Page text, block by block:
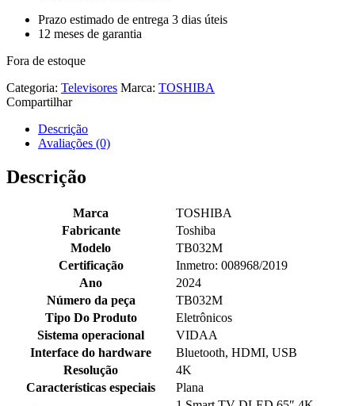
Prazo estimado de entrega 3 dias úteis
12 meses de garantia
Fora de estoque
Categoria: Televisores Marca: TOSHIBA
Compartilhar
Descrição
Avaliações (0)
Descrição
Marca
‎TOSHIBA
Fabricante
‎Toshiba
Modelo
‎TB032M
Certificação
‎Inmetro: 008968/2019
Ano
‎2024
Número da peça
‎TB032M
Tipo Do Produto
‎Eletrônicos
Sistema operacional
‎VIDAA
Interface do hardware
‎Bluetooth, HDMI, USB
Resolução
‎4K
Características especiais
‎Plana